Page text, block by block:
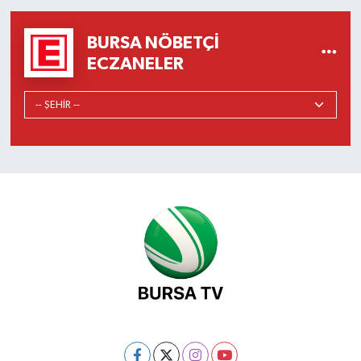
BURSA NÖBETÇI
ECZANELER